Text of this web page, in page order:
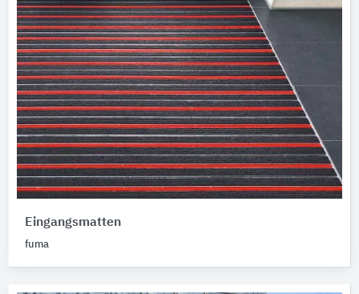
Eingangsmatten
fuma